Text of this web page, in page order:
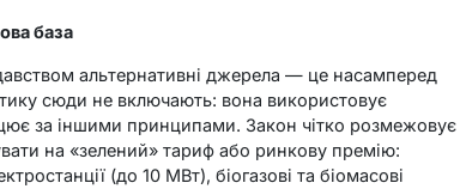
база
альтернативні джерела — це насамперед
сюди не включають: вона використовує
за іншими принципами. Закон чітко розмежовує
на «зелений» тариф або ринкову премію:
(до 10 МВт), біогазові та біомасові